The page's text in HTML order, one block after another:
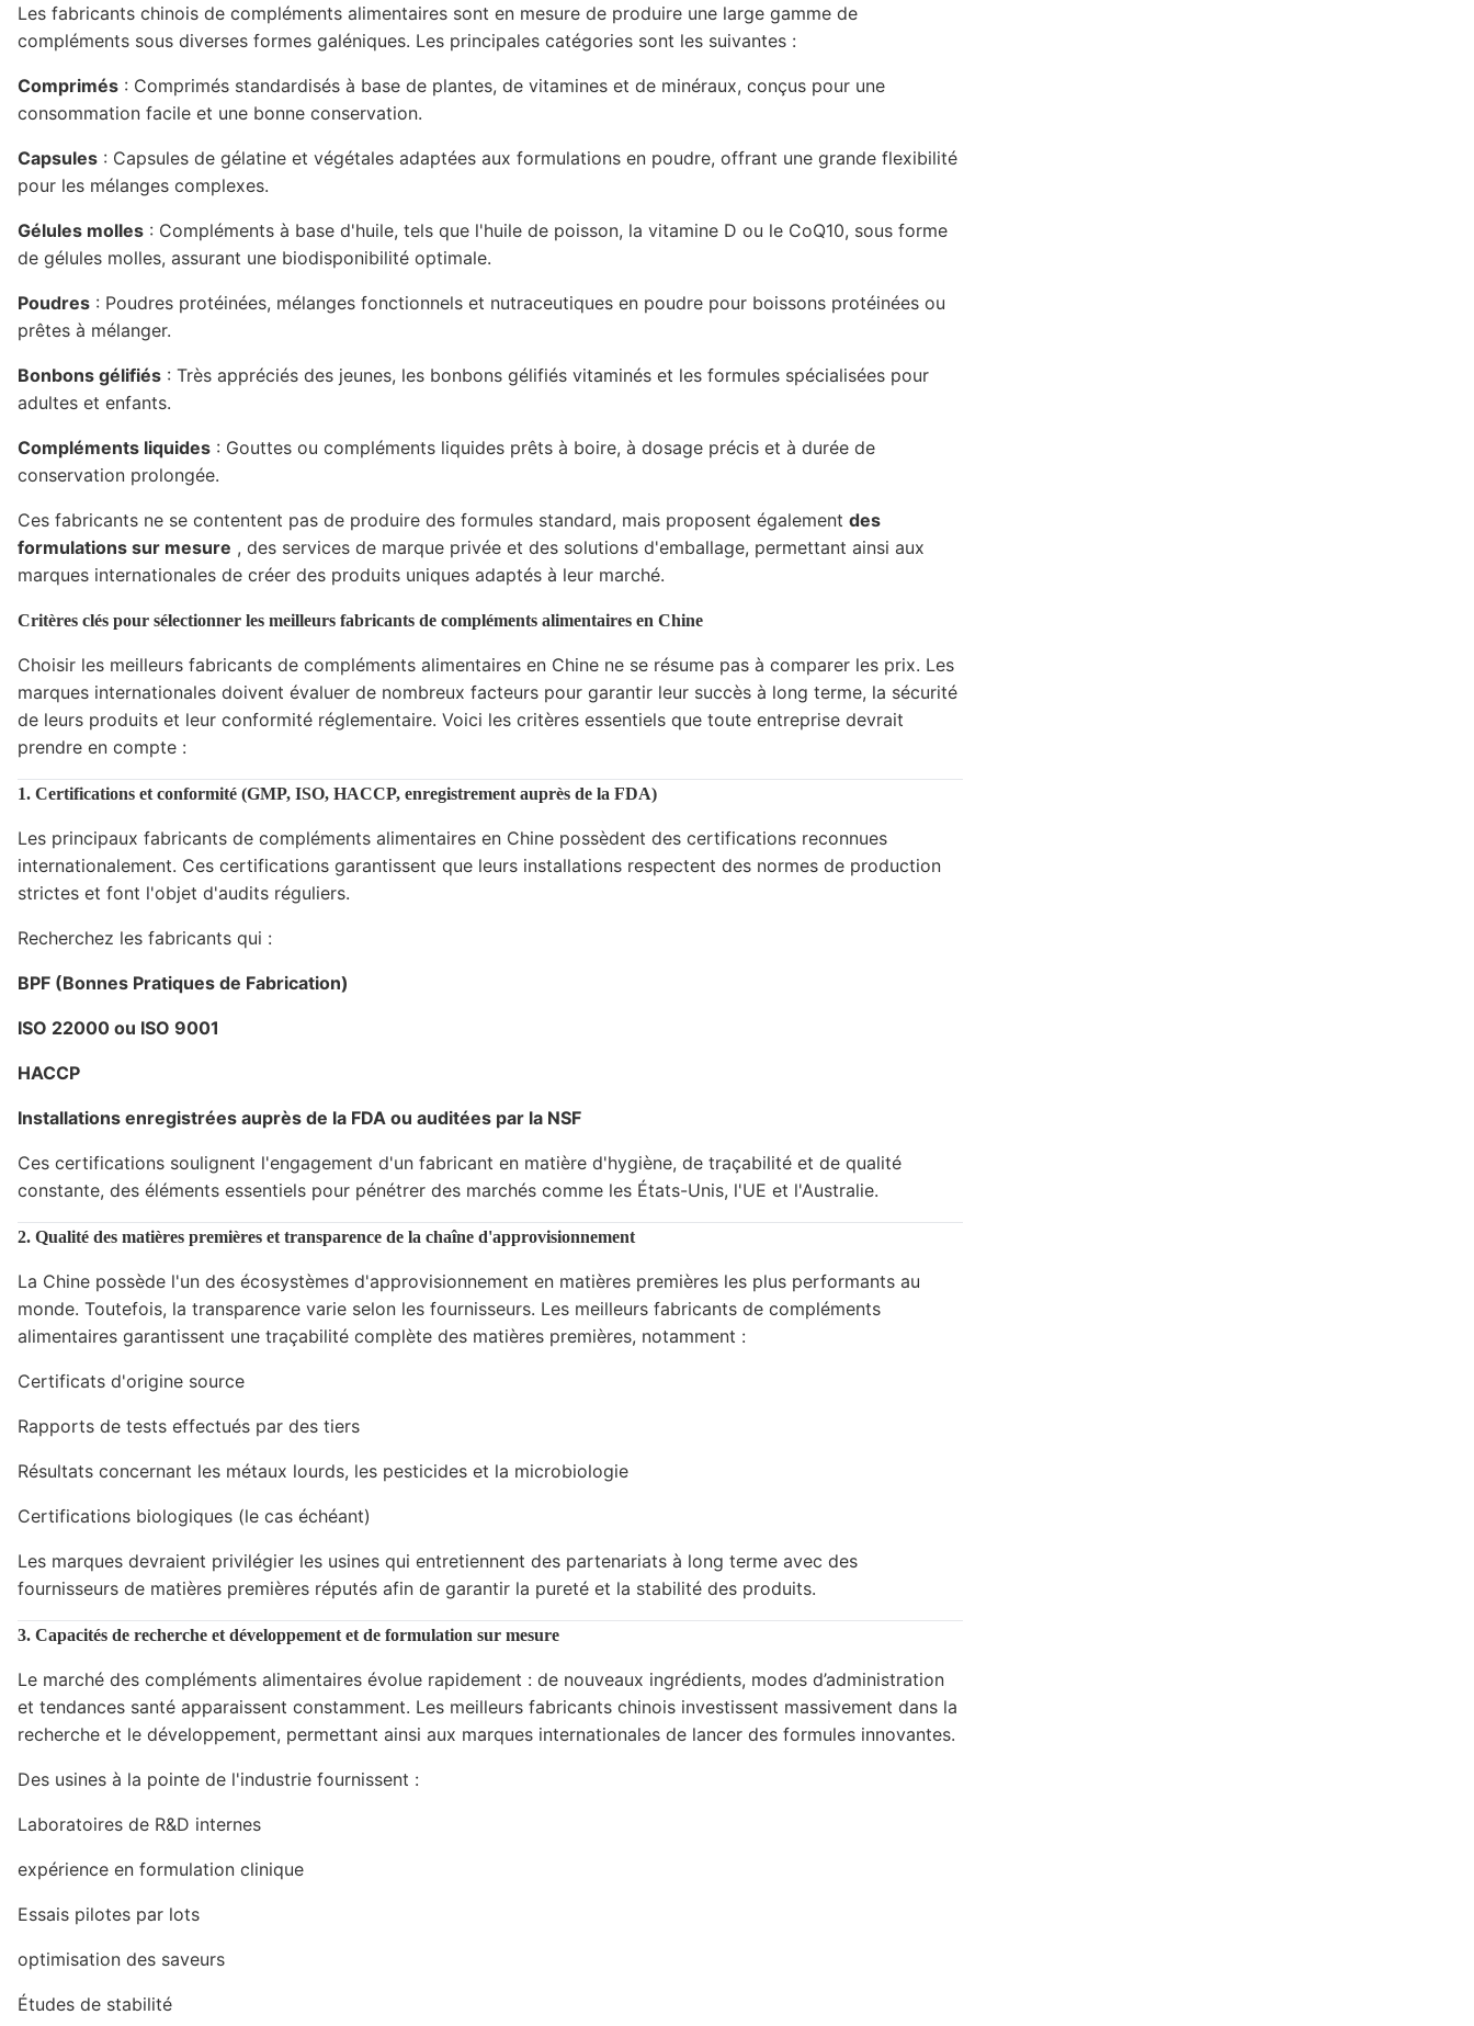
Les fabricants chinois de compléments alimentaires sont en mesure de produire une large gamme de
compléments sous diverses formes galéniques. Les principales catégories sont les suivantes :
Comprimés : Comprimés standardisés à base de plantes, de vitamines et de minéraux, conçus pour une
consommation facile et une bonne conservation.
Capsules : Capsules de gélatine et végétales adaptées aux formulations en poudre, offrant une grande flexibilité
pour les mélanges complexes.
Gélules molles : Compléments à base d'huile, tels que l'huile de poisson, la vitamine D ou le CoQ10, sous forme
de gélules molles, assurant une biodisponibilité optimale.
Poudres : Poudres protéinées, mélanges fonctionnels et nutraceutiques en poudre pour boissons protéinées ou
prêtes à mélanger.
Bonbons gélifiés : Très appréciés des jeunes, les bonbons gélifiés vitaminés et les formules spécialisées pour
adultes et enfants.
Compléments liquides : Gouttes ou compléments liquides prêts à boire, à dosage précis et à durée de
conservation prolongée.
Ces fabricants ne se contentent pas de produire des formules standard, mais proposent également des
formulations sur mesure , des services de marque privée et des solutions d'emballage, permettant ainsi aux
marques internationales de créer des produits uniques adaptés à leur marché.
Critères clés pour sélectionner les meilleurs fabricants de compléments alimentaires en Chine
Choisir les meilleurs fabricants de compléments alimentaires en Chine ne se résume pas à comparer les prix. Les
marques internationales doivent évaluer de nombreux facteurs pour garantir leur succès à long terme, la sécurité
de leurs produits et leur conformité réglementaire. Voici les critères essentiels que toute entreprise devrait
prendre en compte :
1. Certifications et conformité (GMP, ISO, HACCP, enregistrement auprès de la FDA)
Les principaux fabricants de compléments alimentaires en Chine possèdent des certifications reconnues
internationalement. Ces certifications garantissent que leurs installations respectent des normes de production
strictes et font l'objet d'audits réguliers.
Recherchez les fabricants qui :
BPF (Bonnes Pratiques de Fabrication)
ISO 22000 ou ISO 9001
HACCP
Installations enregistrées auprès de la FDA ou auditées par la NSF
Ces certifications soulignent l'engagement d'un fabricant en matière d'hygiène, de traçabilité et de qualité
constante, des éléments essentiels pour pénétrer des marchés comme les États-Unis, l'UE et l'Australie.
2. Qualité des matières premières et transparence de la chaîne d'approvisionnement
La Chine possède l'un des écosystèmes d'approvisionnement en matières premières les plus performants au
monde. Toutefois, la transparence varie selon les fournisseurs. Les meilleurs fabricants de compléments
alimentaires garantissent une traçabilité complète des matières premières, notamment :
Certificats d'origine source
Rapports de tests effectués par des tiers
Résultats concernant les métaux lourds, les pesticides et la microbiologie
Certifications biologiques (le cas échéant)
Les marques devraient privilégier les usines qui entretiennent des partenariats à long terme avec des
fournisseurs de matières premières réputés afin de garantir la pureté et la stabilité des produits.
3. Capacités de recherche et développement et de formulation sur mesure
Le marché des compléments alimentaires évolue rapidement : de nouveaux ingrédients, modes d’administration
et tendances santé apparaissent constamment. Les meilleurs fabricants chinois investissent massivement dans la
recherche et le développement, permettant ainsi aux marques internationales de lancer des formules innovantes.
Des usines à la pointe de l'industrie fournissent :
Laboratoires de R&D internes
expérience en formulation clinique
Essais pilotes par lots
optimisation des saveurs
Études de stabilité